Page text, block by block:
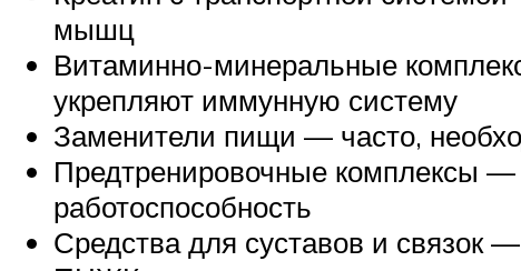
мышц
Витаминно-минеральные
укрепляют иммунную систему
Заменители пищи — часто,
Предтренировочные комплексы —
работоспособность
Средства для суставов и связок